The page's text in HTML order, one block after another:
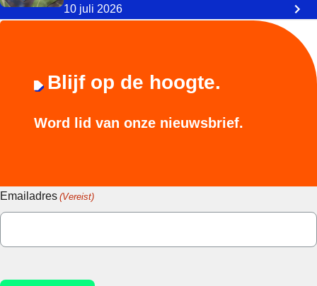
10 juli 2026
Blijf op de hoogte.
Word lid van onze nieuwsbrief.
Emailadres (Vereist)